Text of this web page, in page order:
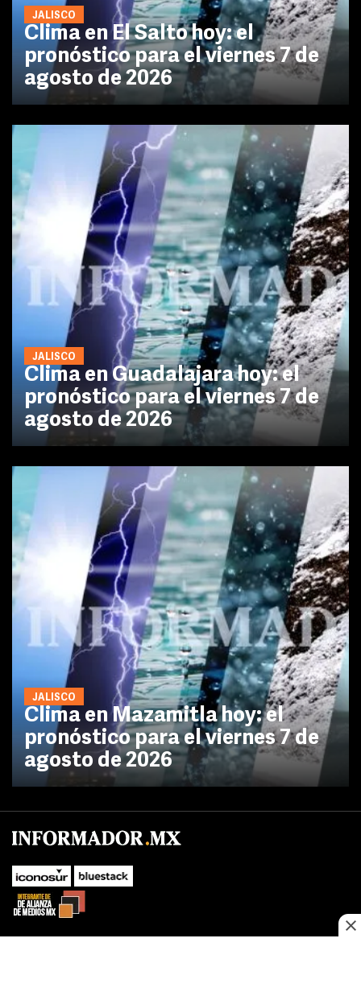
JALISCO
Clima en El Salto hoy: el
pronóstico para el viernes 7 de
agosto de 2026
JALISCO
Clima en Guadalajara hoy: el
pronóstico para el viernes 7 de
agosto de 2026
JALISCO
Clima en Mazamitla hoy: el
pronóstico para el viernes 7 de
agosto de 2026